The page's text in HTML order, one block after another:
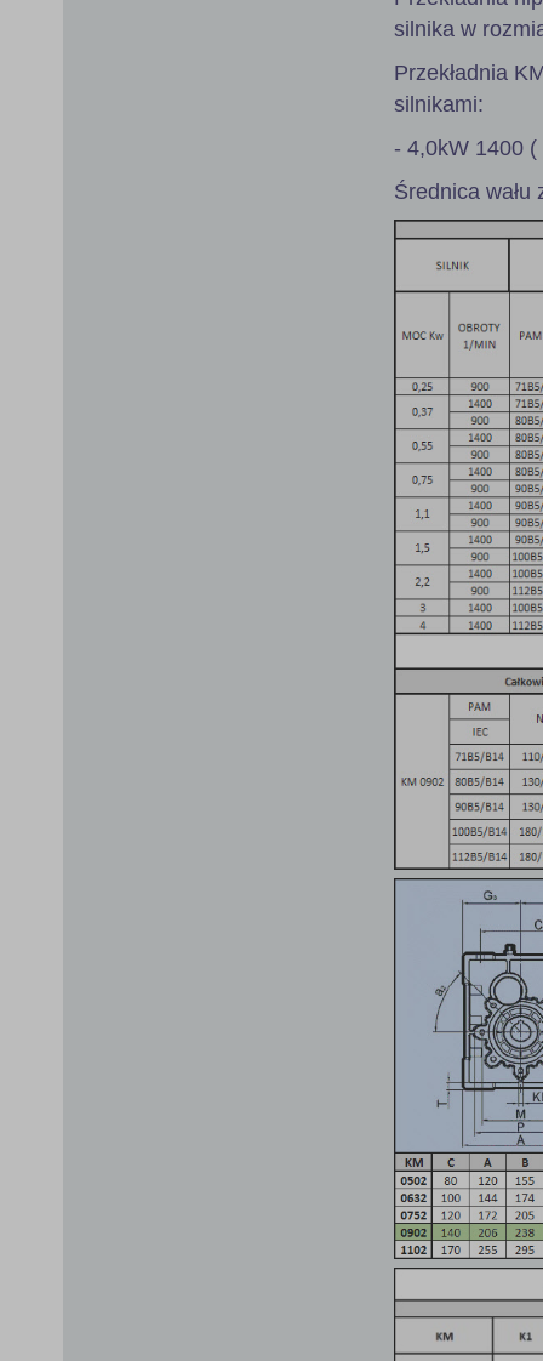
silnika w
Przekładnia
silnikami:
- 4,0kW 1400 (
Średnica wału